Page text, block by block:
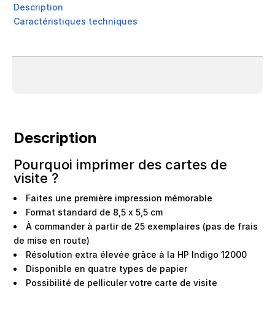
Description
Caractéristiques techniques
Description
Pourquoi imprimer des cartes de
visite ?
Faites une première impression mémorable
Format standard de 8,5 x 5,5 cm
À commander à partir de 25 exemplaires (pas de frais
de mise en route)
Résolution extra élevée grâce à la HP Indigo 12000
Disponible en quatre types de papier
Possibilité de pelliculer votre carte de visite